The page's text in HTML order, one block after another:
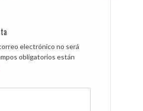
electrónico no será
obligatorios están